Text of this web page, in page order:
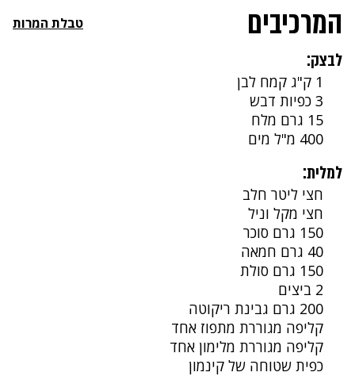
המרכיבים טבלת המרות
לבצק:
1 ק"ג קמח לבן
3 כפיות דבש
15 גרם מלח
400 מ"ל מים
למלית:
חצי ליטר חלב
חצי מקל וניל
150 גרם סוכר
40 גרם חמאה
150 גרם סולת
2 ביצים
200 גרם גבינת ריקוטה
קליפה מגוררת מתפוז אחד
קליפה מגוררת מלימון אחד
כפית שטוחה של קינמון